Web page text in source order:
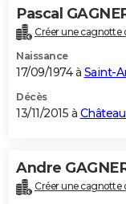
Pascal
Créer une cagnotte
Naissance
17/09/1974 à Saint-
Décès
13/11/2015 à
Andre
Créer une cagnotte